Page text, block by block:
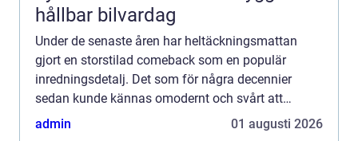
hållbar bilvardag
Under de senaste åren har heltäckningsmattan
gjort en storstilad comeback som en populär
inredningsdetalj. Det som för några decennier
sedan kunde kännas omodernt och svårt att
underhålla, har nu utvecklats...
admin 01 augusti 2026